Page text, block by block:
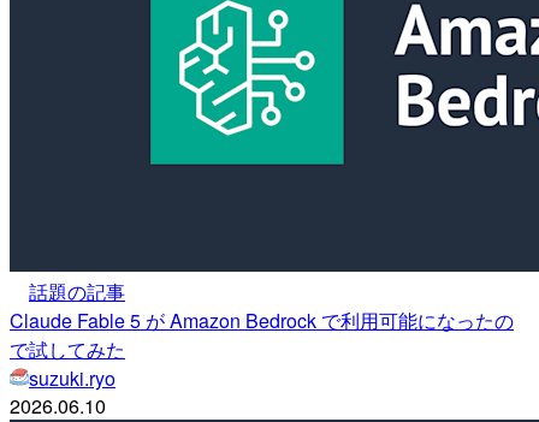
話題の記事
Claude Fable 5 が Amazon Bedrock で利用可能になったの
で試してみた
suzuki.ryo
2026.06.10